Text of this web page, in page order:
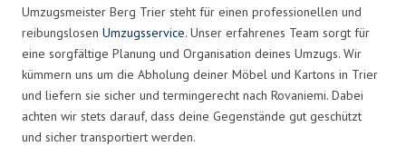
Umzugsmeister Berg Trier steht für einen professionellen und
reibungslosen Umzugsservice. Unser erfahrenes Team sorgt für
eine sorgfältige Planung und Organisation deines Umzugs. Wir
kümmern uns um die Abholung deiner Möbel und Kartons in Trier
und liefern sie sicher und termingerecht nach Rovaniemi. Dabei
achten wir stets darauf, dass deine Gegenstände gut geschützt
und sicher transportiert werden.